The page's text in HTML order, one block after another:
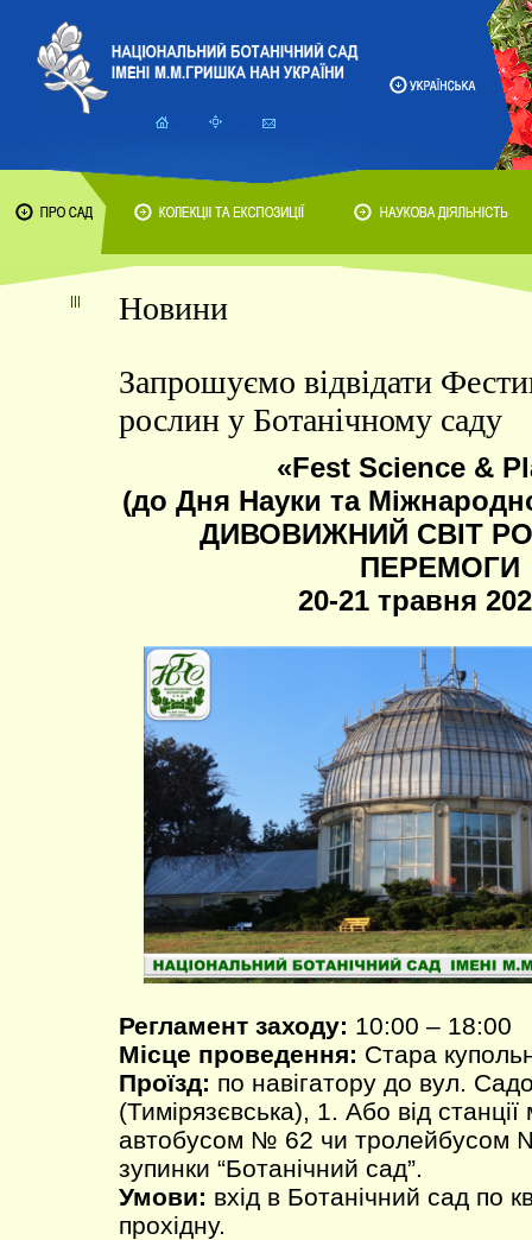
Новини
Запрошуємо відвідати
рослин у Ботанічному саду
«Fest Science &
(до Дня Науки та
ДИВОВИЖНИЙ СВІТ
ПЕРЕМОГИ
20-21 травня
Регламент заходу: 10:00 – 18:00
Місце проведення: Стара
Проїзд: по навігатору до вул.
(Тимірязєвська), 1. Або від
автобусом № 62 чи тролейбусом
зупинки “Ботанічний сад”.
Умови: вхід в Ботанічний сад по
прохідну.